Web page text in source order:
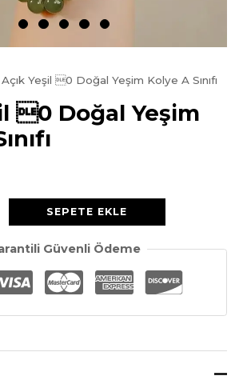
Yeşil 0 Doğal Yeşim Kolye A Sınıfı
0 Doğal Yeşim
SEPETE EKLE
Güvenli Ödeme